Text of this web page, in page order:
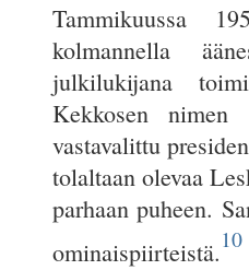
Tammikuussa
kolmannella
julkilukijana
Kekkosen nimen
vastavalittu
tolaltaan olevaa
parhaan puheen.
ominaispiirteistä.10